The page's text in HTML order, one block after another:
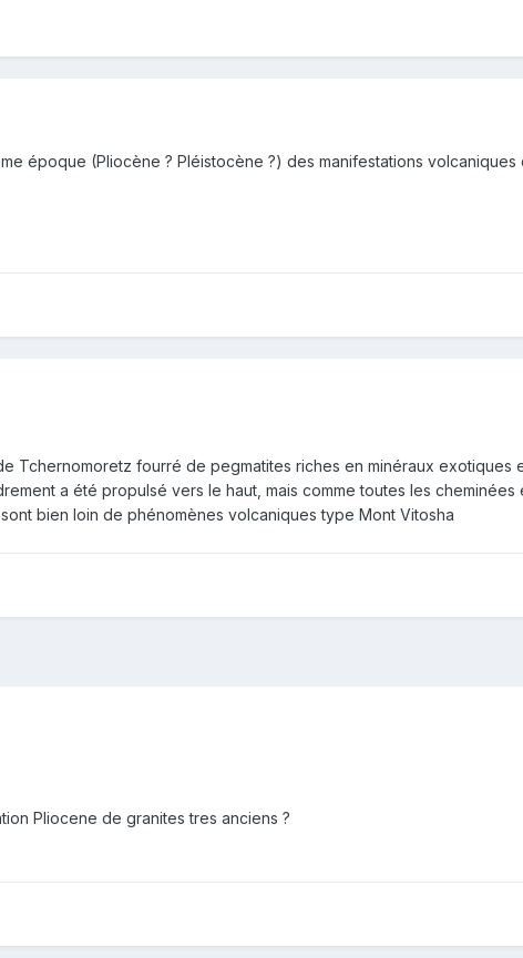
époque (Pliocène ? Pléistocène ?) des manifestations
Tchernomoretz fourré de pegmatites riches en minéraux
a été propulsé vers le haut, mais comme toutes les
bien loin de phénomènes volcaniques type Mont Vitosha
Pliocene de granites tres anciens ?